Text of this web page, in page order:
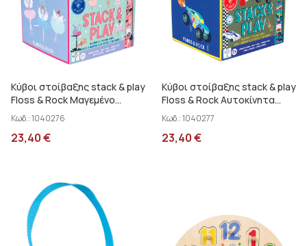
Κύβοι στοίβαξης stack & play
Floss & Rock Μαγεμένο
49P6073
Κωδ.:1040276
23,40€
Κύβοι στοίβαξης stack & play
Floss & Rock Αυτοκίνητα
49P6070
Κωδ.:1040277
23,40€